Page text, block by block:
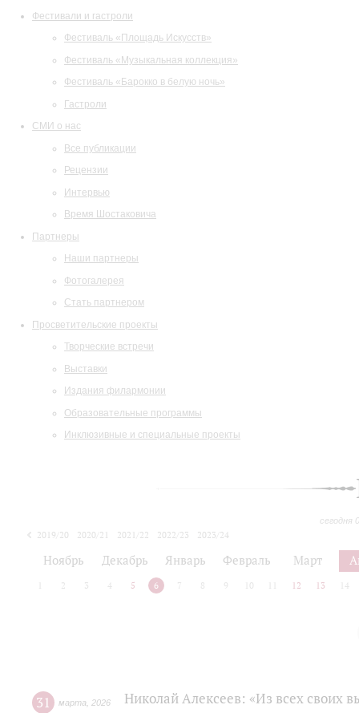
Фестивали и гастроли
Фестиваль «Площадь Искусств»
Фестиваль «Музыкальная коллекция»
Фестиваль «Барокко в белую ночь»
Гастроли
СМИ о нас
Все публикации
Рецензии
Интервью
Время Шостаковича
Партнеры
Наши партнеры
Фотогалерея
Стать партнером
Просветительские проекты
Творческие встречи
Выставки
Издания филармонии
Образовательные программы
Инклюзивные и специальные проекты
сегодня
2019/20 2020/21 2021/22 2022/23
2023/24
Ноябрь Декабрь Январь Февраль Март
2 3 4 5 6 7 8 9 10 12 13 14
31 марта 2026 Николай Алексеев: «Из всех своих